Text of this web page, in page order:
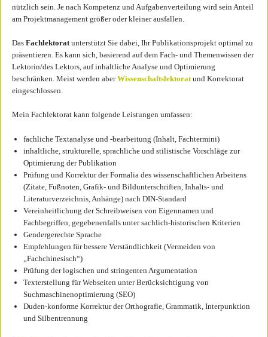
nützlich sein. Je nach Kompetenz und Aufgabenverteilung wird sein Anteil
am Projektmanagement größer oder kleiner ausfallen.
Das Fachlektoratunterstützt Sie dabei, Ihr Publikationsprojekt optimal zu
präsentieren. Es kann sich, basierend auf dem Fach- und Themenwissen der
Lektorin/des Lektors, auf inhaltliche Analyse und Optimierung
beschränken. Meist werden aberWissenschaftslektoratund Korrektorat
eingeschlossen.
Mein Fachlektorat kann folgende Leistungen umfassen:
fachliche Textanalyse und -bearbeitung (Inhalt, Fachtermini)
inhaltliche, strukturelle, sprachliche und stilistische Vorschläge zur
Optimierung der Publikation
Prüfung und Korrektur der Formalia des wissenschaftlichen Arbeitens
(Zitate, Fußnoten, Grafik- und Bildunterschriften, Inhalts- und
Literaturverzeichnis, Anhänge) nach DIN-Standard
Vereinheitlichung der Schreibweisen von Eigennamen und
Fachbegriffen, gegebenenfalls unter sachlich-historischen Kriterien
Gendergerechte Sprache
Empfehlungen für bessere Verständlichkeit (Vermeiden von
„Fachchinesisch“)
Prüfung der logischen und stringenten Argumentation
Texterstellung für Webseiten unter Berücksichtigung von
Suchmaschinenoptimierung (SEO)
Duden-konforme Korrektur der Orthografie, Grammatik, Interpunktion
und Silbentrennung